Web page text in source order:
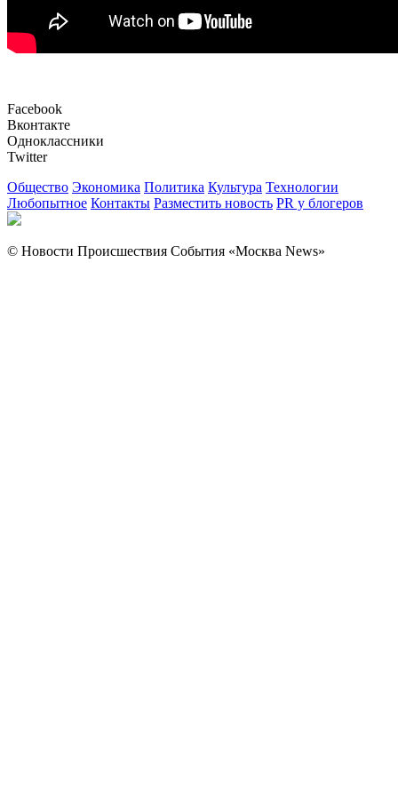
Facebook
Вконтакте
Одноклассники
Twitter
Общество Экономика Политика Культура Технологии
Любопытное Контакты Разместить новость PR у блогеров
© Новости Происшествия События «Москва News»